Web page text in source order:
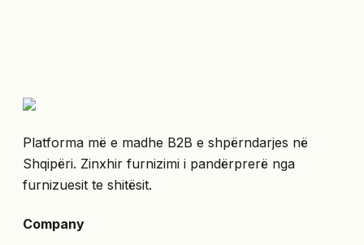
Platforma më e madhe B2B e shpërndarjes në
Shqipëri. Zinxhir furnizimi i pandërprerë nga
furnizuesit te shitësit.
Company